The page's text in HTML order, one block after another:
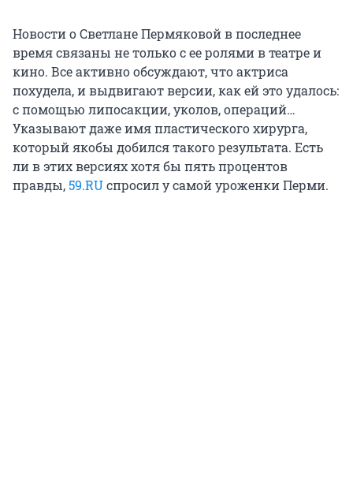
Новости о Светлане Пермяковой в последнее
время связаны не только с ее ролями в театре и
кино. Все активно обсуждают, что актриса
похудела, и выдвигают версии, как ей это удалось:
с помощью липосакции, уколов, операций…
Указывают даже имя пластического хирурга,
который якобы добился такого результата. Есть
ли в этих версиях хотя бы пять процентов
правды,59.RUспросил у самой уроженки Перми.